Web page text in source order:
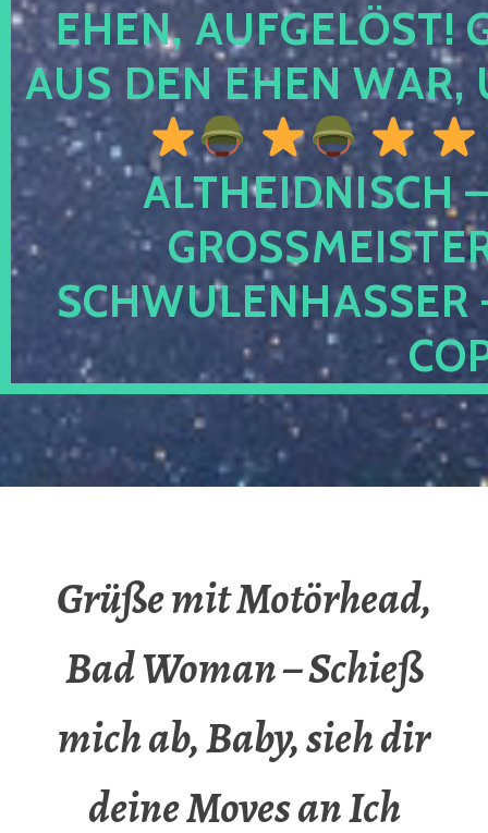
EN, AUFGELÖST!
S DEN EHEN WAR,
ALTHEIDNISCH
CHWULENHASSER
Grüße mit Motörhead,
Bad Woman – Schieß
mich ab, Baby, sieh dir
deine Moves an Ich